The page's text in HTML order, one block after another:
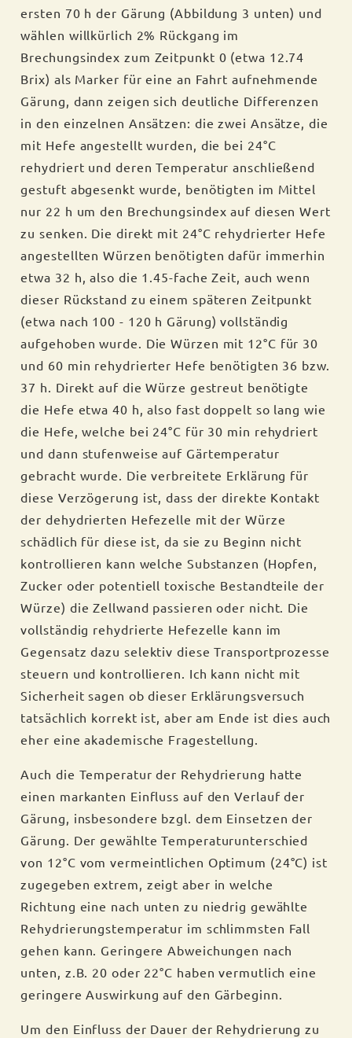
ersten 70 h der Gärung (Abbildung 3 unten) und
wählen willkürlich 2% Rückgang im
Brechungsindex zum Zeitpunkt 0 (etwa 12.74
Brix) als Marker für eine an Fahrt aufnehmende
Gärung, dann zeigen sich deutliche Differenzen
in den einzelnen Ansätzen: die zwei Ansätze, die
mit Hefe angestellt wurden, die bei 24°C
rehydriert und deren Temperatur anschließend
gestuft abgesenkt wurde, benötigten im Mittel
nur 22 h um den Brechungsindex auf diesen Wert
zu senken. Die direkt mit 24°C rehydrierter Hefe
angestellten Würzen benötigten dafür immerhin
etwa 32 h, also die 1.45-fache Zeit, auch wenn
dieser Rückstand zu einem späteren Zeitpunkt
(etwa nach 100 - 120 h Gärung) vollständig
aufgehoben wurde. Die Würzen mit 12°C für 30
und 60 min rehydrierter Hefe benötigten 36 bzw.
37 h. Direkt auf die Würze gestreut benötigte
die Hefe etwa 40 h, also fast doppelt so lang wie
die Hefe, welche bei 24°C für 30 min rehydriert
und dann stufenweise auf Gärtemperatur
gebracht wurde. Die verbreitete Erklärung für
diese Verzögerung ist, dass der direkte Kontakt
der dehydrierten Hefezelle mit der Würze
schädlich für diese ist, da sie zu Beginn nicht
kontrollieren kann welche Substanzen (Hopfen,
Zucker oder potentiell toxische Bestandteile der
Würze) die Zellwand passieren oder nicht. Die
vollständig rehydrierte Hefezelle kann im
Gegensatz dazu selektiv diese Transportprozesse
steuern und kontrollieren. Ich kann nicht mit
Sicherheit sagen ob dieser Erklärungsversuch
tatsächlich korrekt ist, aber am Ende ist dies auch
eher eine akademische Fragestellung.
Auch die Temperatur der Rehydrierung hatte
einen markanten Einfluss auf den Verlauf der
Gärung, insbesondere bzgl. dem Einsetzen der
Gärung. Der gewählte Temperaturunterschied
von 12°C vom vermeintlichen Optimum (24°C) ist
zugegeben extrem, zeigt aber in welche
Richtung eine nach unten zu niedrig gewählte
Rehydrierungstemperatur im schlimmsten Fall
gehen kann. Geringere Abweichungen nach
unten, z.B. 20 oder 22°C haben vermutlich eine
geringere Auswirkung auf den Gärbeginn.
Um den Einfluss der Dauer der Rehydrierung zu